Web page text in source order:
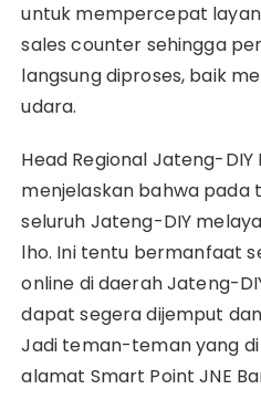
untuk mempercepat
sales counter sehingga
langsung diproses, baik
udara.
Head Regional Jateng-DIY
menjelaskan bahwa pada
seluruh Jateng-DIY
lho. Ini tentu bermanfaat
online di daerah Jateng-
dapat segera dijemput
Jadi teman-teman yang
alamat Smart Point JNE